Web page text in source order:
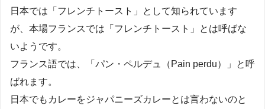
日本では「フレンチトースト」として知られています
が、本場フランスでは「フレンチトースト」とは呼ばな
いようです。
フランス語では、「パン・ペルデュ（Pain perdu）」と呼
ばれます。
日本でもカレーをジャパニーズカレーとは言わないのと